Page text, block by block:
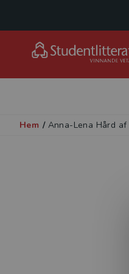
Hem / Anna-Lena Hård